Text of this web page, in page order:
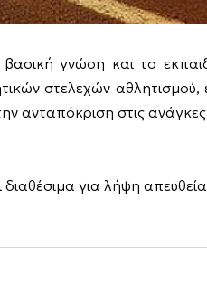
γνώση και το
στελεχών αθλητισμού,
ανταπόκριση στις
για λήψη